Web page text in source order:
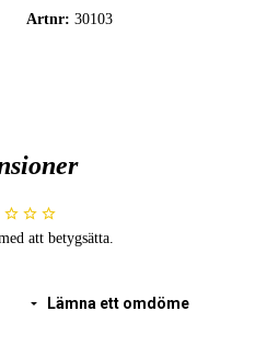
Ingredienser:
, glukossirap,
citronjuice 2,5 %,
(potatisstärkelse, vatten, solrosolja).
GLUTENFRI.
Artnr: 30103
att betygsätta.
Lämna ett omdöme